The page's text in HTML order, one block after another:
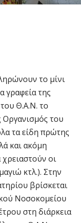
το μίνι
γραφεία της
Θ.Α.Ν. το
Οργανισμός του
τα είδη πρώτης
και ακόμη
οι
κτλ.). Στην
βρίσκεται
Νοσοκομείου
στη διάρκεια